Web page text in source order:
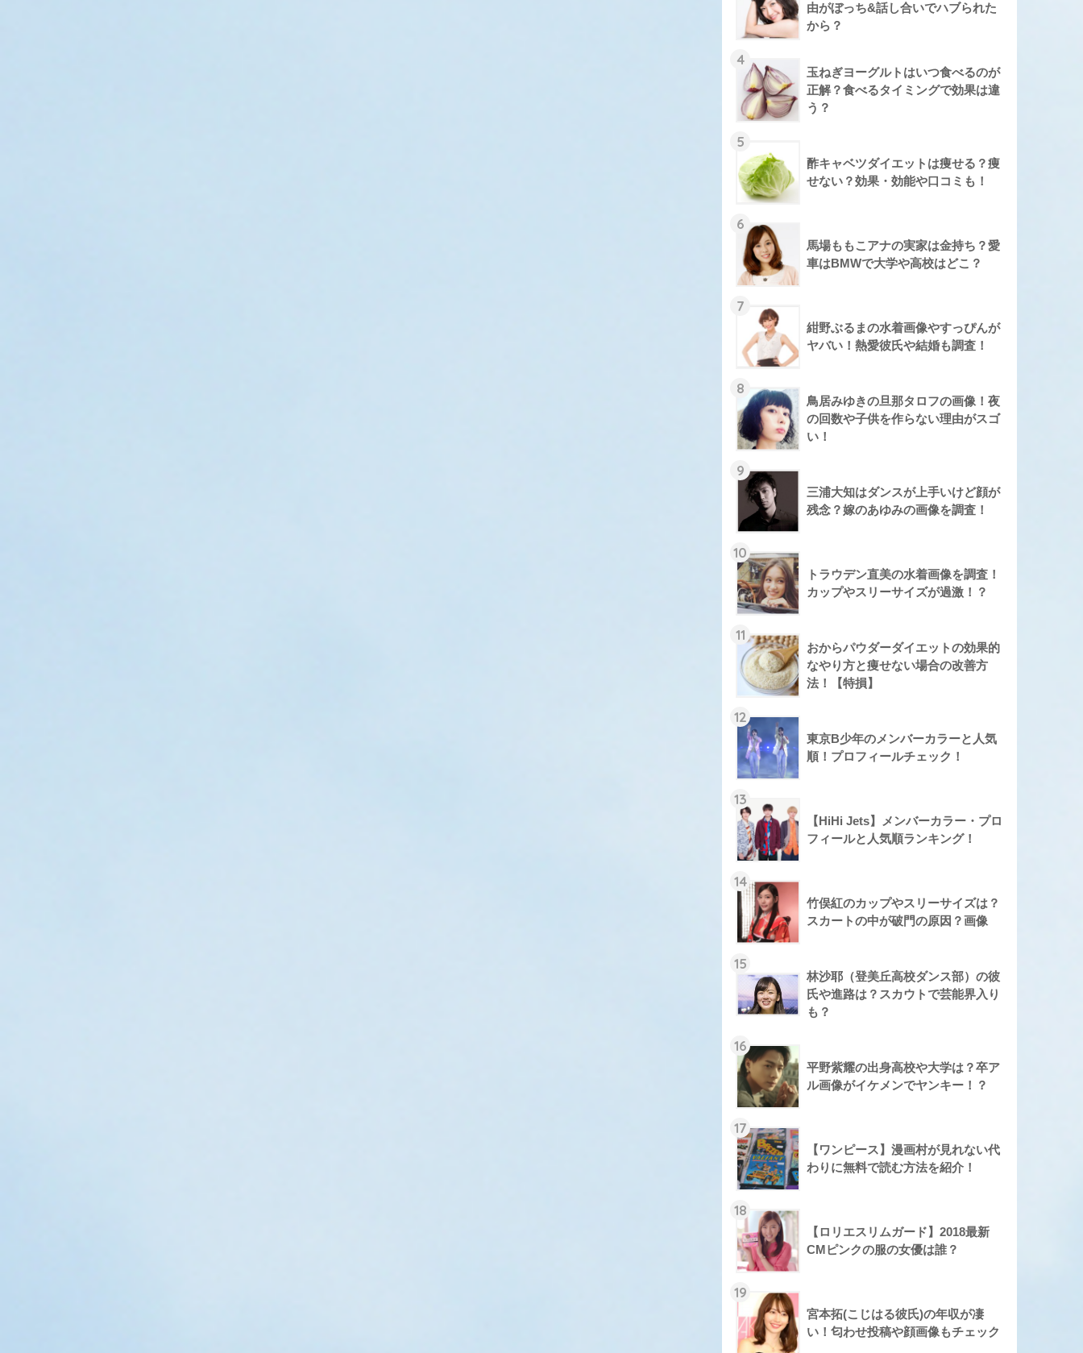
由がぼっち&話し合いでハブられた
から？
4
玉ねぎヨーグルトはいつ食べるのが
正解？食べるタイミングで効果は違
う？
5
酢キャベツダイエットは痩せる？痩
せない？効果・効能や口コミも！
6
馬場ももこアナの実家は金持ち？愛
車はBMWで大学や高校はどこ？
7
紺野ぶるまの水着画像やすっぴんが
ヤバい！熱愛彼氏や結婚も調査！
8
鳥居みゆきの旦那タロフの画像！夜
の回数や子供を作らない理由がスゴ
い！
9
三浦大知はダンスが上手いけど顔が
残念？嫁のあゆみの画像を調査！
10
トラウデン直美の水着画像を調査！
カップやスリーサイズが過激！？
11
おからパウダーダイエットの効果的
なやり方と痩せない場合の改善方
法！【特損】
12
東京B少年のメンバーカラーと人気
順！プロフィールチェック！
13
【HiHi Jets】メンバーカラー・プロ
フィールと人気順ランキング！
14
竹俣紅のカップやスリーサイズは？
スカートの中が破門の原因？画像
15
林沙耶（登美丘高校ダンス部）の彼
氏や進路は？スカウトで芸能界入り
も？
16
平野紫耀の出身高校や大学は？卒ア
ル画像がイケメンでヤンキー！？
17
【ワンピース】漫画村が見れない代
わりに無料で読む方法を紹介！
18
【ロリエスリムガード】2018最新
CMピンクの服の女優は誰？
19
宮本拓(こじはる彼氏)の年収が凄
い！匂わせ投稿や顔画像もチェック